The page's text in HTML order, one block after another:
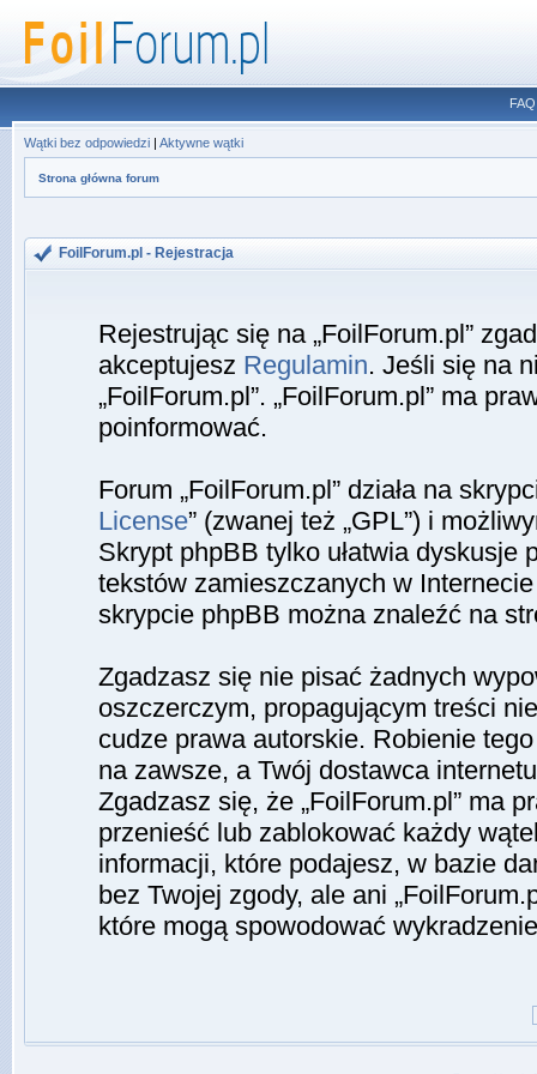
FAQ
Wątki bez odpowiedzi | Aktywne wątki
Strona główna forum
FoilForum.pl - Rejestracja
Rejestrując się na „FoilForum.pl”
akceptujesz Regulamin. Jeśli się na
„FoilForum.pl”. „FoilForum.pl” ma
poinformować.
Forum „FoilForum.pl” działa na
License” (zwanej też „GPL”) i
Skrypt phpBB tylko ułatwia dyskusje
tekstów zamieszczanych w
skrypcie phpBB można znaleźć na
Zgadzasz się nie pisać żadnych
oszczerczym, propagującym treści
cudze prawa autorskie. Robienie
na zawsze, a Twój dostawca
Zgadzasz się, że „FoilForum.pl” ma
przenieść lub zablokować każdy
informacji, które podajesz, w bazie
bez Twojej zgody, ale ani
które mogą spowodować